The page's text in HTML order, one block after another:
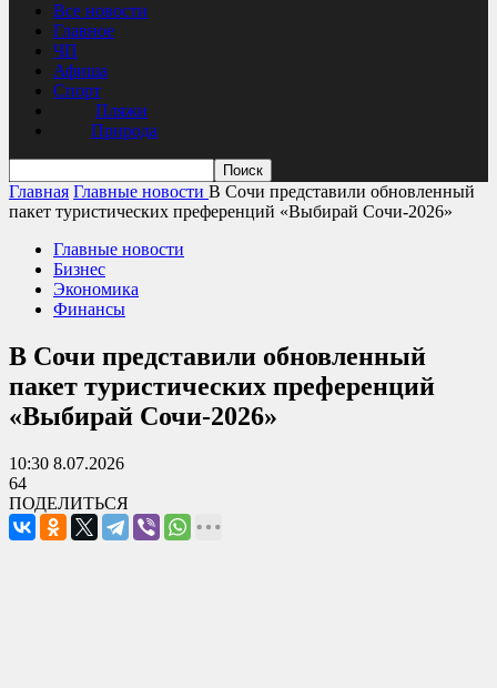
Все новости
Главное
ЧП
Афиша
Спорт
Пляжи
Природа
Главная Главные новости В Сочи представили обновленный
пакет туристических преференций «Выбирай Сочи-2026»
Главные новости
Бизнес
Экономика
Финансы
В Сочи представили обновленный
пакет туристических преференций
«Выбирай Сочи-2026»
10:30 8.07.2026
64
ПОДЕЛИТЬСЯ